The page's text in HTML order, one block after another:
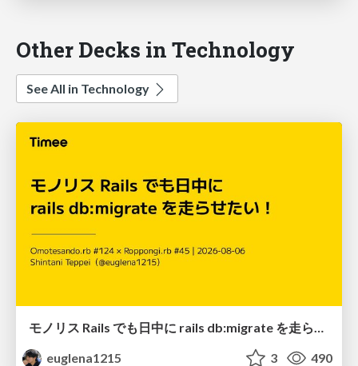
Other Decks in Technology
See All in Technology
euglena1215
3 490